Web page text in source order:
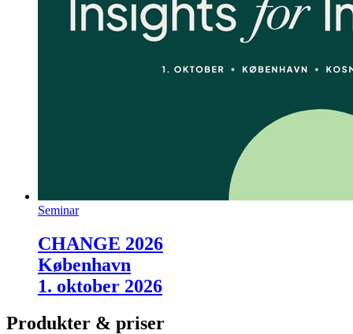
Seminar
CHANGE 2026
København
1. oktober 2026
Produkter & priser